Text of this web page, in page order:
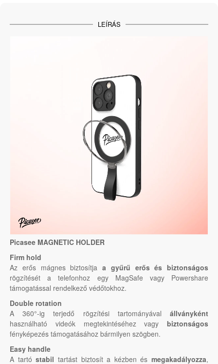
LEÍRÁS
Picasee MAGNETIC HOLDER
Firm hold
Az erős mágnes biztosítja a gyűrű erős és biztonságos
rögzítését a telefonhoz egy MagSafe vagy Powershare
támogatással rendelkező védőtokhoz.
Double rotation
A 360°-ig terjedő rögzítési tartományával állványként
használható videók megtekintéséhez vagy biztonságos
fényképezés támogatásához bármilyen szögben.
Easy handle
A tartóstabil tartást biztosít a kézben és megakadályozza,